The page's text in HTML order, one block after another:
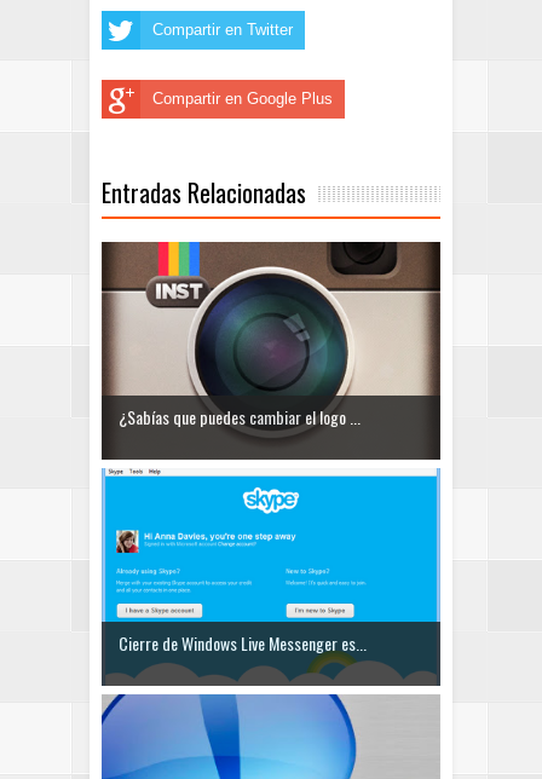
Compartir en Twitter
Compartir en Google Plus
Entradas Relacionadas
¿Sabías que puedes cambiar el logo ...
Cierre de Windows Live Messenger es...